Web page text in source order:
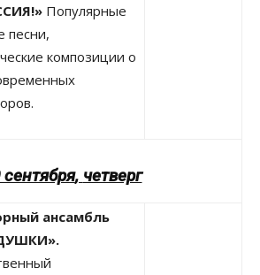
Популярные
песни,
композиции о
сентября, четверг
ансамбль